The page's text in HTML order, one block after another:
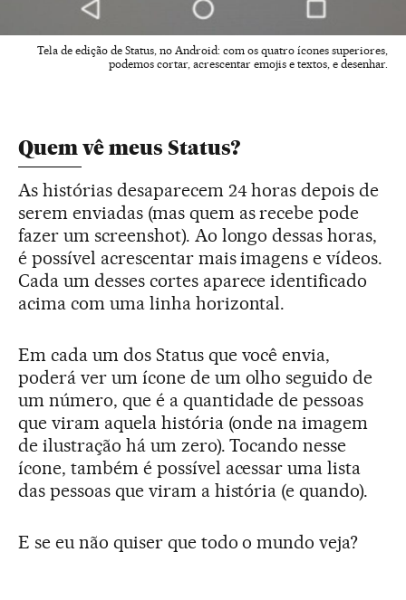
Tela de edição de Status, no Android: com os quatro ícones superiores,
podemos cortar, acrescentar emojis e textos, e desenhar.
Quem vê meus Status?
As histórias desaparecem 24 horas depois de
serem enviadas (mas quem as recebe pode
fazer um screenshot). Ao longo dessas horas,
é possível acrescentar mais imagens e vídeos.
Cada um desses cortes aparece identificado
acima com uma linha horizontal.
Em cada um dos Status que você envia,
poderá ver um ícone de um olho seguido de
um número, que é a quantidade de pessoas
que viram aquela história (onde na imagem
de ilustração há um zero). Tocando nesse
ícone, também é possível acessar uma lista
das pessoas que viram a história (e quando).
E se eu não quiser que todo o mundo veja?